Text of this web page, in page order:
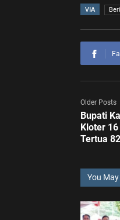
VIA
Older Posts
Bupati
Kloter
Tertua
You